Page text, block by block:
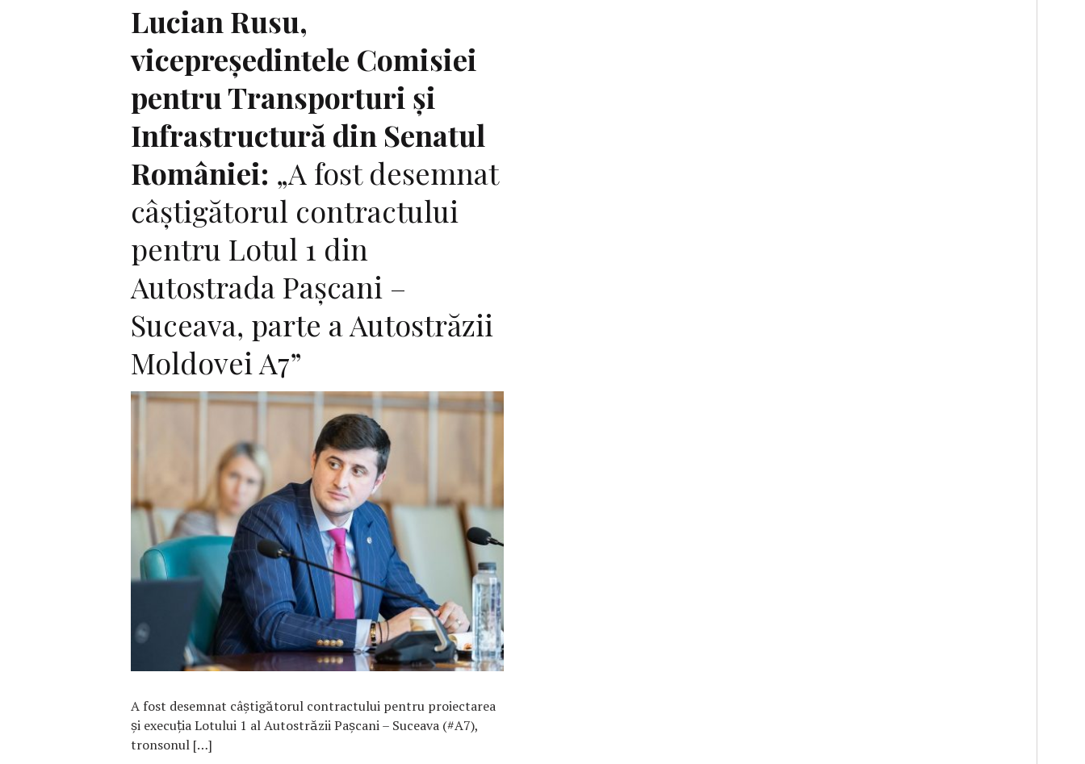
Lucian Rusu,
vicepreședintele Comisiei
pentru Transporturi și
Infrastructură din Senatul
României: „A fost desemnat
câștigătorul contractului
pentru Lotul 1 din
Autostrada Pașcani –
Suceava, parte a Autostrăzii
Moldovei A7”
F
A fost desemnat câștigătorul contractului pentru proiectarea
și execuția Lotului 1 al Autostrăzii Pașcani – Suceava (#A7),
tronsonul […]